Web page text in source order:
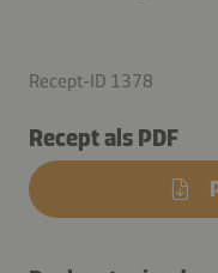
Recept-ID 1378
Recept als PDF